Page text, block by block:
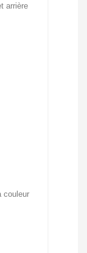
arrière
couleur